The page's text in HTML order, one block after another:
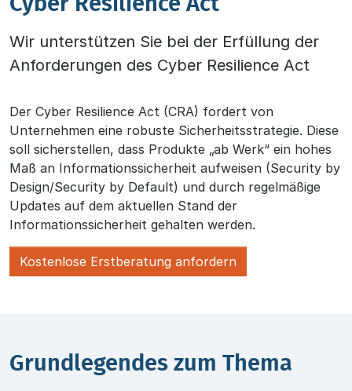
Wir unterstützen Sie bei der Erfüllung der
Anforderungen des Cyber Resilience Act
Der Cyber Resilience Act (CRA) fordert von
Unternehmen eine robuste Sicherheitsstrategie. Diese
soll sicherstellen, dass Produkte „ab Werk“ ein hohes
Maß an Informationssicherheit aufweisen (Security by
Design/Security by Default) und durch regelmäßige
Updates auf dem aktuellen Stand der
Informationssicherheit gehalten werden.
Kostenlose Erstberatung anfordern
Grundlegendes zum Thema